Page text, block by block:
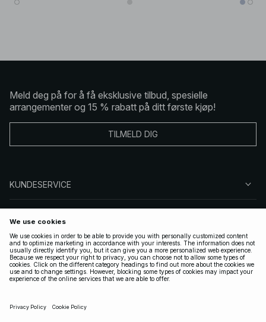
Meld deg på for å få eksklusive tilbud, spesielle
arrangementer og 15 % rabatt på ditt første kjøp!
TILMELD DIG
KUNDESERVICE
FØLG OSS
LOVLIG